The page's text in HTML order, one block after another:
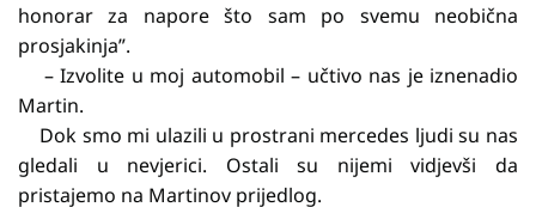
honorar za napore što sam po svemu neobična
prosjakinja”.
– Izvolite u moj automobil – učtivo nas je iznenadio
Martin.
Dok smo mi ulazili u prostrani mercedes ljudi su nas
gledali u nevjerici. Ostali su nijemi vidjevši da
pristajemo na Martinov prijedlog.